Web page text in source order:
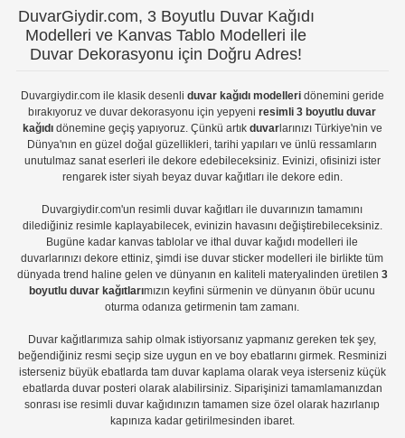
DuvarGiydir.com, 3 Boyutlu Duvar Kağıdı
Modelleri ve Kanvas Tablo Modelleri ile
Duvar Dekorasyonu için Doğru Adres!
Duvargiydir.comile klasik desenli duvar kağıdı modelleridönemini geride
bırakıyoruz veduvar dekorasyonu için yepyeniresimli 3 boyutlu duvar
kağıdıdönemine geçiş yapıyoruz. Çünkü artık duvarlarınızı Türkiye'nin ve
Dünya'nın en güzel doğal güzellikleri, tarihi yapıları ve ünlü ressamların
unutulmaz sanat eserleri ile dekore edebileceksiniz. Evinizi, ofisinizi ister
rengarek ister siyah beyaz duvar kağıtlarıile dekore edin.
Duvargiydir.com'unresimli duvar kağıtları ile duvarınızın tamamını
dilediğiniz resimle kaplayabilecek, evinizin havasını değiştirebileceksiniz.
Bugüne kadar kanvas tablo lar veithal duvar kağıdı modelleri ile
duvarlarınızı dekore ettiniz, şimdi iseduvar sticker modelleri ile birlikte tüm
dünyada trend haline gelen ve dünyanın en kaliteli materyalinden üretilen 3
boyutlu duvar kağıtlarımızın keyfini sürmenin ve dünyanın öbür ucunu
oturma odanıza getirmenin tam zamanı.
Duvar kağıtlarımıza sahip olmak istiyorsanız yapmanız gereken tek şey,
beğendiğiniz resmi seçip size uygun en ve boy ebatlarını girmek. Resminizi
isterseniz büyük ebatlarda tam duvar kaplamaolarak veya isterseniz küçük
ebatlarda duvar posteri olarak alabilirsiniz. Siparişinizi tamamlamanızdan
sonrası iseresimli duvar kağıdınızın tamamen size özel olarak hazırlanıp
kapınıza kadar getirilmesinden ibaret.